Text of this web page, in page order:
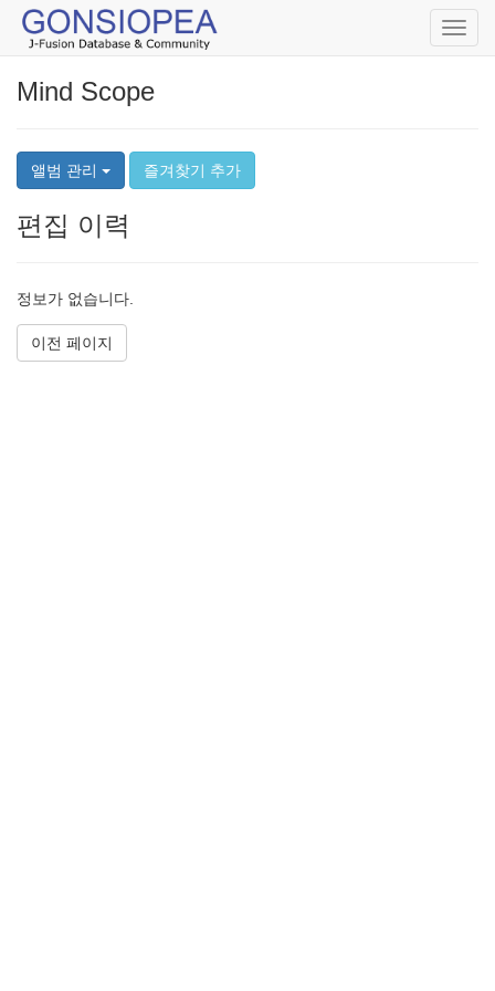
Mind Scope
앨범 관리 즐겨찾기 추가
편집 이력
정보가 없습니다.
이전 페이지